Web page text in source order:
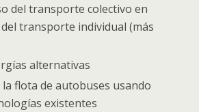
del transporte colectivo en
transporte individual (más
alternativas
la flota de autobuses usando
existentes